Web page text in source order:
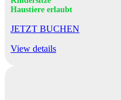
Haustiere erlaubt
JETZT BUCHEN
View details